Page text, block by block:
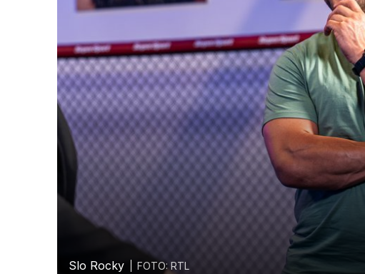
Slo Rocky FOTO: RTL